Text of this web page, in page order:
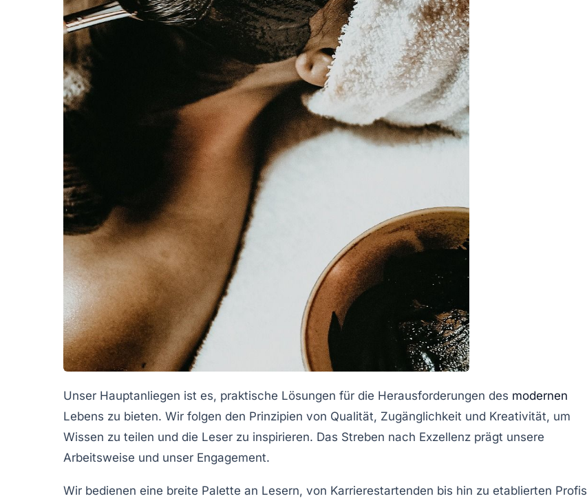
Unser Hauptanliegen ist es, praktische Lösungen für die Herausforderungen des modernen
Lebens zu bieten. Wir folgen den Prinzipien von Qualität, Zugänglichkeit und Kreativität, um
Wissen zu teilen und die Leser zu inspirieren. Das Streben nach Exzellenz prägt unsere
Arbeitsweise und unser Engagement.
Wir bedienen eine breite Palette an Lesern, von Karrierestartenden bis hin zu etablierten Profis